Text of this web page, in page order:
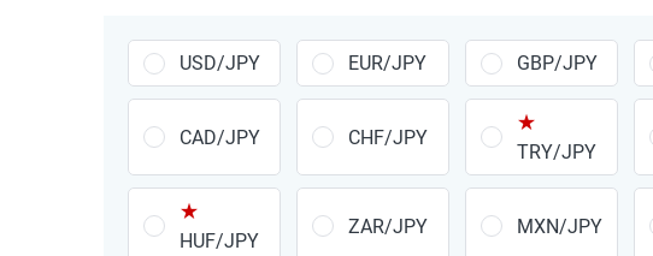
GBP/JPY 170円
AUD/JPY 106円
NZD/JPY 28円
CAD/JPY 38円
USD/JPY EUR/JPY GBP/JPY
CAD/JPY CHF/JPY
★
TRY/JPY
★
HUF/JPY
ZAR/JPY MXN/JPY